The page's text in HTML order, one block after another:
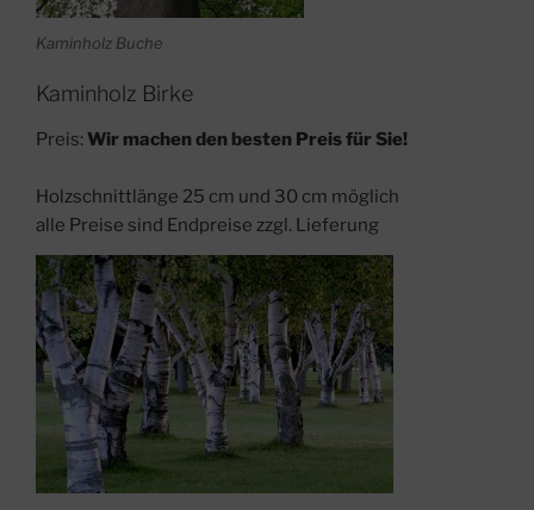
Kaminholz Buche
Kaminholz Birke
Preis: Wir machen den besten Preis für Sie!
Holzschnittlänge 25 cm und 30 cm möglich
alle Preise sind Endpreise zzgl. Lieferung